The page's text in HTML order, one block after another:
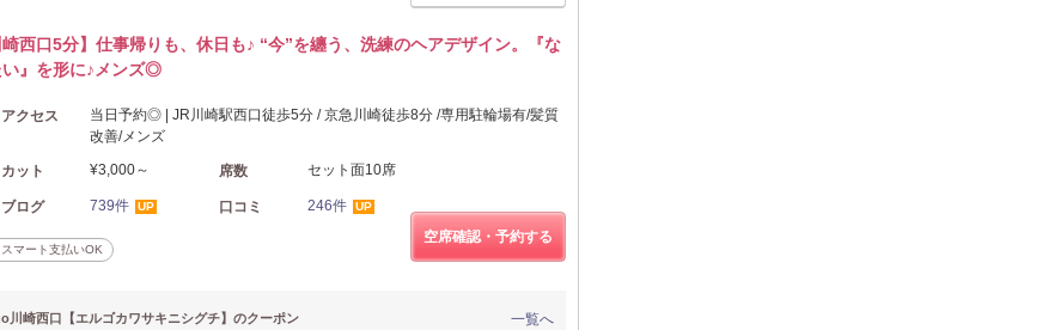
崎西口5分】仕事帰りも、休日も♪ “今”を纏う、洗練のヘアデザイン。『な
い』を形に♪メンズ◎
アクセス
当日予約◎ | JR川崎駅西口徒歩5分 / 京急川崎徒歩8分 /専用駐輪場有/髪質
改善/メンズ
カット ¥3,000～ 席数 セット面10席
ブログ 739件 UP 口コミ 246件 UP
スマート支払いOK
空席確認・予約する
川崎西口【エルゴカワサキニシグチ】のクーポン 一覧へ